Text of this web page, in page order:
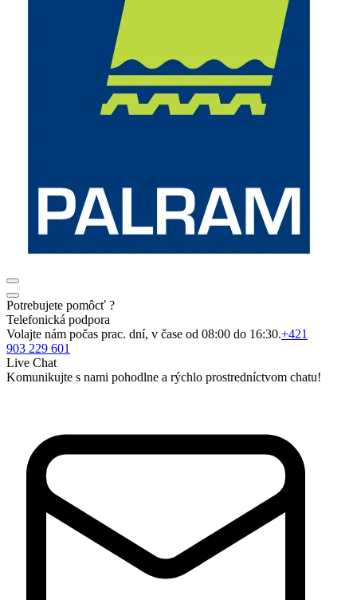
Potrebujete pomôcť ?
Telefonická podpora
Volajte nám počas prac. dní, v čase od 08:00 do 16:30.+421
903 229 601
Live Chat
Komunikujte s nami pohodlne a rýchlo prostredníctvom chatu!